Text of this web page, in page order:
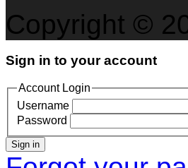
Copyright ©
Sign in to your account
Account Login
Username
Password
Sign in